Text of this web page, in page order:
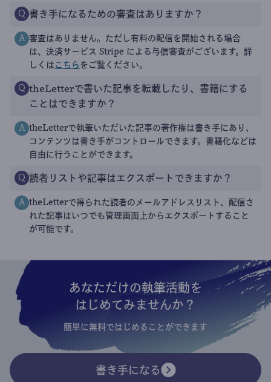
Q 書き手になるための審査はありますか？
A 審査はありません。ただし有料の配信を開始される場合
は、決済サービス Stripe による与信審査がございます。詳
しくは こちら をご覧ください。
Q theLetterで書いた記事を転載したり、書籍にする
ことはできますか？
A theLetterで執筆いただいた記事の著作権は書き手にあり、
コンテンツは書き手がコントロールできます。書籍化などは
自由に行うことができます。
Q 読者リストや記事はエクスポートできますか？
A theLetterで得られた読者のメールアドレスリスト、配信さ
れた記事はいつでも管理画面上からエクスポートすること
が可能です。
あなただけの執筆活動を
はじめてみませんか？
簡単に無料ではじめることができます
書き手になる